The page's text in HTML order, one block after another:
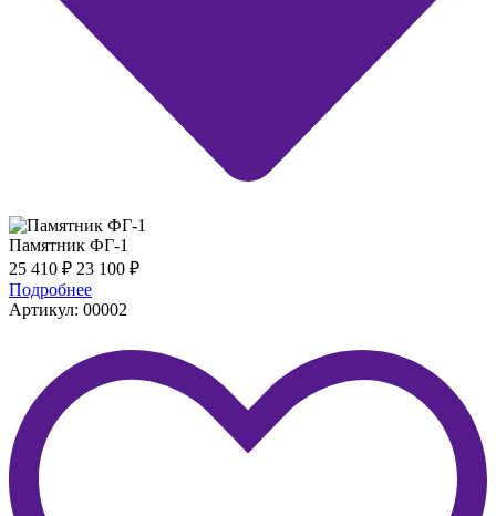
Памятник ФГ-1
25 410 ₽ 23 100 ₽
Подробнее
Артикул: 00002